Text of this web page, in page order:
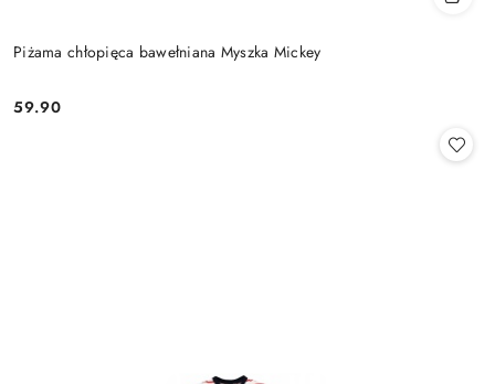
Piżama chłopięca bawełniana Myszka Mickey
Cena:
59.90